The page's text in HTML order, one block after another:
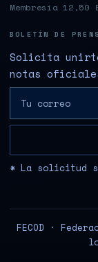
Membresía 12,50
BOLETÍN DE
Solicita
notas oficiales
* La solicitud
FECOD ·